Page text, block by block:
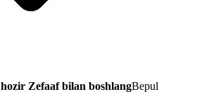
Zefaaf bilan boshlangBepul